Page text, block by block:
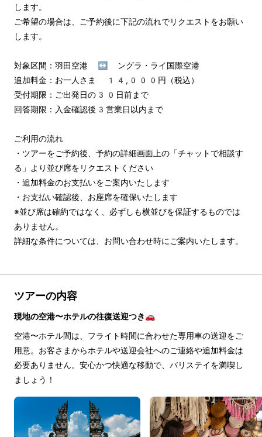
します。
ご希望の場合は、ご予約後に下記の流れでリクエストをお願い
します。
対象区間：羽田空港 ↔︎ ングラ・ライ国際空港
追加料金：お一人さま 14,000円（税込）
受付期限：ご出発日の30日前まで
回答期限：入金確認後3営業日以内まで
ご利用の流れ
・ツアーをご予約後、予約の詳細画面上の「チャットで相談す
る」より並び席をリクエストください
・追加料金のお支払いをご案内いたします
・お支払い確認後、お座席を確保いたします
※並び席は確約ではなく、必ずしも横並びを保証するものでは
ありません。
詳細な条件については、お問い合わせ時にご案内いたします。
ツアーの内容
現地の空港〜ホテルの往復送迎つき🚗
空港〜ホテル間は、フライト時間に合わせた専用車の送迎をご
用意。お客さまからホテルや送迎会社へのご連絡や追加料金は
必要ありません。安心かつ快適な移動で、バリステイを満喫し
ましょう！